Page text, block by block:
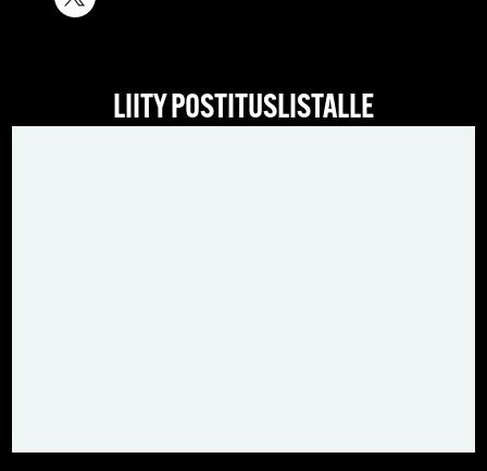
LIITY POSTITUSLISTALLE